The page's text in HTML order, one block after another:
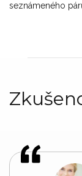
seznámeného